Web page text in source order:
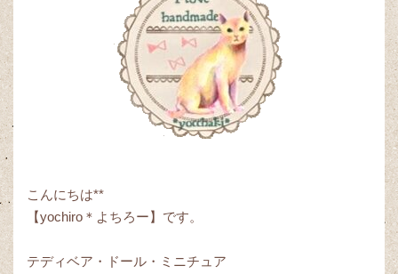
こんにちは**
【yochiro＊よちろー】です。
テディベア・ドール・ミニチュア